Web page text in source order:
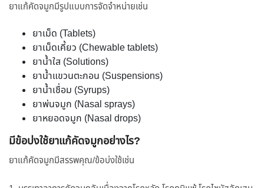
ยาแก้คัดจมูกมีรูปแบบการจัดจำหน่ายเช่น
ยาเม็ด (Tablets)
ยาเม็ดเคี้ยว (Chewable tablets)
ยาน้ำใส (Solutions)
ยาน้ำแขวนตะกอน (Suspensions)
ยาน้ำเชื่อม (Syrups)
ยาพ่นจมูก (Nasal sprays)
ยาหยอดจมูก (Nasal drops)
มีข้อบ่งใช้ยาแก้คัดจมูกอย่างไร?
ยาแก้คัดจมูกมีสรรพคุณ/ข้อบ่งใช้เช่น